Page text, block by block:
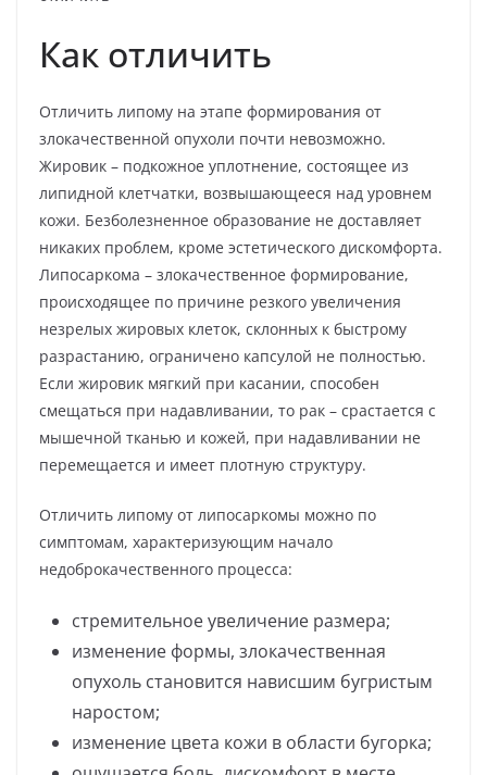
Как отличить
Отличить липому на этапе формирования от
злокачественной опухоли почти невозможно.
Жировик – подкожное уплотнение, состоящее из
липидной клетчатки, возвышающееся над уровнем
кожи. Безболезненное образование не доставляет
никаких проблем, кроме эстетического дискомфорта.
Липосаркома – злокачественное формирование,
происходящее по причине резкого увеличения
незрелых жировых клеток, склонных к быстрому
разрастанию, ограничено капсулой не полностью.
Если жировик мягкий при касании, способен
смещаться при надавливании, то рак – срастается с
мышечной тканью и кожей, при надавливании не
перемещается и имеет плотную структуру.
Отличить липому от липосаркомы можно по
симптомам, характеризующим начало
недоброкачественного процесса:
стремительное увеличение размера;
изменение формы, злокачественная
опухоль становится нависшим бугристым
наростом;
изменение цвета кожи в области бугорка;